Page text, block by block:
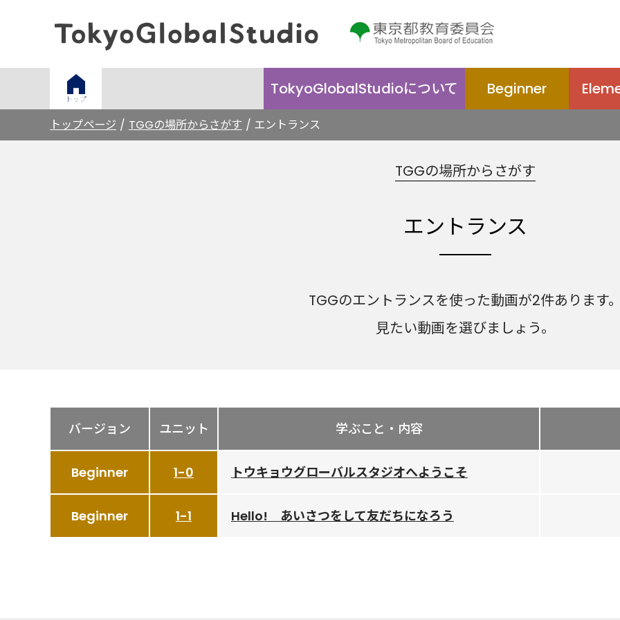
トップ
TokyoGlobalStudioについて Beginner
トップページ TGGの場所からさがす エントランス
TGGの場所からさがす
エントランス
TGGのエントランスを使った動画が2件あります
見たい動画を選びましょう。
バージョン ユニット 学ぶこと・内容
Beginner 1-0 トウキョウグローバルスタジオへようこそ
Beginner 1-1 Hello! あいさつをして友だちになろう